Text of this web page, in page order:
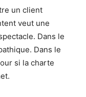
un client
veut une
Dans le
Dans le
si la charte